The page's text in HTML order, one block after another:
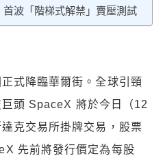
波「階梯式解禁」賣壓測試
式降臨華爾街。全球引頸
頭 SpaceX 將於今日（12
克交易所掛牌交易，股票
先前將發行價定為每股